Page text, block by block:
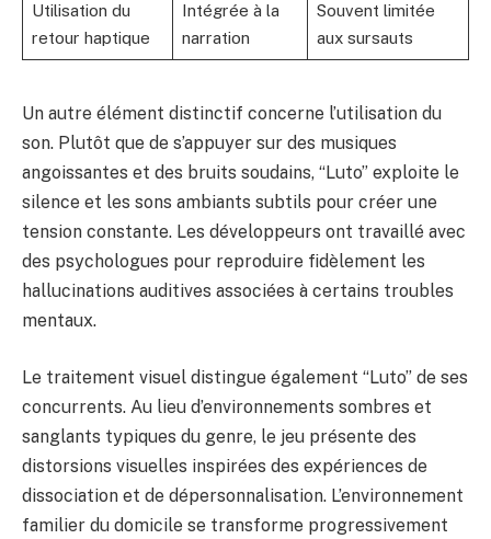
Utilisation du
retour haptique
Intégrée à la
narration
Souvent limitée
aux sursauts
Un autre élément distinctif concerne l’utilisation du
son. Plutôt que de s’appuyer sur des musiques
angoissantes et des bruits soudains, “Luto” exploite le
silence et les sons ambiants subtils pour créer une
tension constante. Les développeurs ont travaillé avec
des psychologues pour reproduire fidèlement les
hallucinations auditives associées à certains troubles
mentaux.
Le traitement visuel distingue également “Luto” de ses
concurrents. Au lieu d’environnements sombres et
sanglants typiques du genre, le jeu présente des
distorsions visuelles inspirées des expériences de
dissociation et de dépersonnalisation. L’environnement
familier du domicile se transforme progressivement